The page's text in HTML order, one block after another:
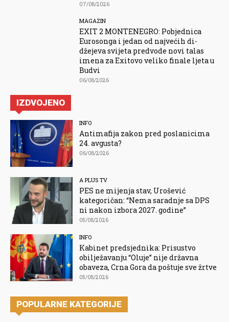
07/08/2026
MAGAZIN
EXIT 2 MONTENEGRO: Pobjednica
Eurosonga i jedan od najvećih di-
džejeva svijeta predvode novi talas
imena za Exitovo veliko finale ljeta u
Budvi
06/08/2026
IZDVOJENO
INFO
Antimafija zakon pred poslanicima
24. avgusta?
06/08/2026
A PLUS TV
PES ne mijenja stav, Urošević
kategoričan: “Nema saradnje sa DPS
ni nakon izbora 2027. godine”
05/08/2026
INFO
Kabinet predsjednika: Prisustvo
obilježavanju “Oluje” nije državna
obaveza, Crna Gora da poštuje sve žrtve
05/08/2026
POPULARNE KATEGORIJE